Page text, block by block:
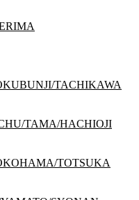
TACHIKAWA
TAMA/HACHIOJI
TOTSUKA